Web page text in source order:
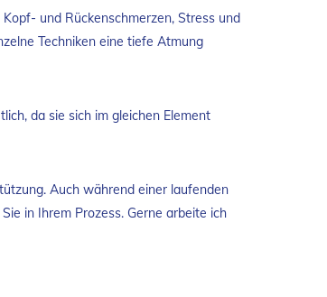
und Rückenschmerzen, Stress und
Techniken eine tiefe Atmung
da sie sich im gleichen Element
Auch während einer laufenden
in Ihrem Prozess. Gerne arbeite ich